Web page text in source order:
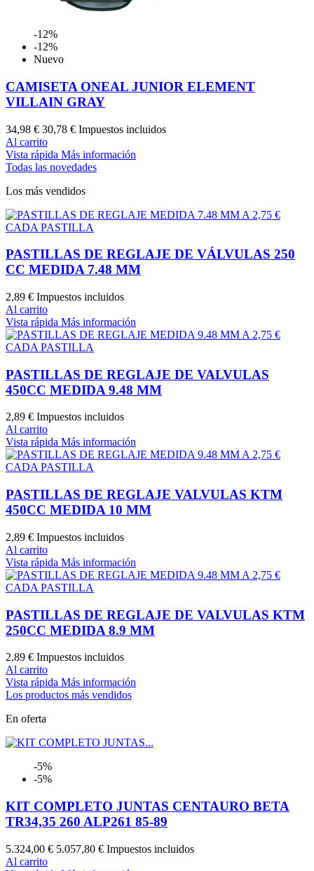
-12%
-12%
Nuevo
CAMISETA ONEAL JUNIOR ELEMENT
VILLAIN GRAY
34,98 € 30,78 € Impuestos incluidos
Al carrito
Vista rápida Más información
Todas las novedades
Los más vendidos
PASTILLAS DE REGLAJE DE VÁLVULAS 250
CC MEDIDA 7.48 MM
2,89 € Impuestos incluidos
Al carrito
Vista rápida Más información
PASTILLAS DE REGLAJE DE VALVULAS
450CC MEDIDA 9.48 MM
2,89 € Impuestos incluidos
Al carrito
Vista rápida Más información
PASTILLAS DE REGLAJE VALVULAS KTM
450CC MEDIDA 10 MM
2,89 € Impuestos incluidos
Al carrito
Vista rápida Más información
PASTILLAS DE REGLAJE DE VALVULAS KTM
250CC MEDIDA 8.9 MM
2,89 € Impuestos incluidos
Al carrito
Vista rápida Más información
Los productos más vendidos
En oferta
-5%
-5%
KIT COMPLETO JUNTAS CENTAURO BETA
TR34,35 260 ALP261 85-89
5.324,00 € 5.057,80 € Impuestos incluidos
Al carrito